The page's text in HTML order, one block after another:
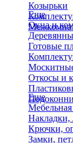
Козырьки
Еще
Окна и
Готовые
Откосы и
Еще
Накладки,
Крючки,
Замки,